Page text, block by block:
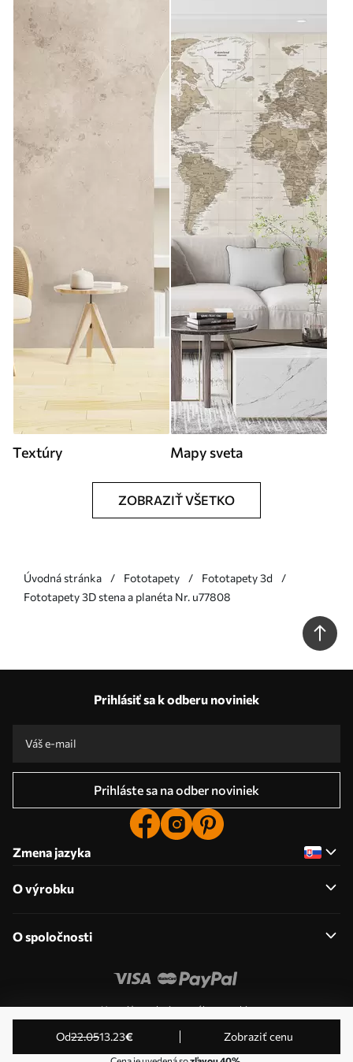
od22.0513.23€ Zobraziť cenu
Textúry Mapy sveta
ZOBRAZIŤ VŠETKO
Úvodná stránka Fototapety
Fototapety 3d
Fototapety 3D stena a planéta Nr. u77808
Prihlásiť sa k odberu noviniek
Prihláste sa na odber noviniek
Zmena jazyka
O výrobku
O spoločnosti
Upraviť povolenia pre súbory cookie
© 2011-2026 Uwalls . Všetky práva vyhradené. Prevádzkuje